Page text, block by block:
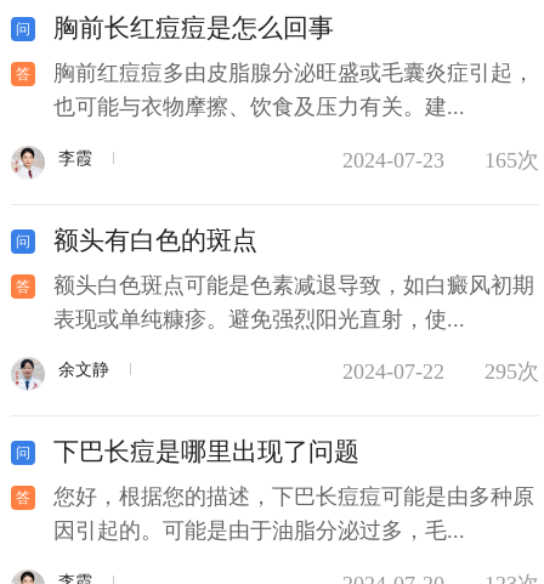
胸前长红痘痘是怎么回事
胸前红痘痘多由皮脂腺分泌旺盛或毛囊炎症引起，
也可能与衣物摩擦、饮食及压力有关。建...
李霞 2024-07-23 165次
额头有白色的斑点
额头白色斑点可能是色素减退导致，如白癜风初期
表现或单纯糠疹。避免强烈阳光直射，使...
余文静 2024-07-22 295次
下巴长痘是哪里出现了问题
您好，根据您的描述，下巴长痘痘可能是由多种原
因引起的。可能是由于油脂分泌过多，毛...